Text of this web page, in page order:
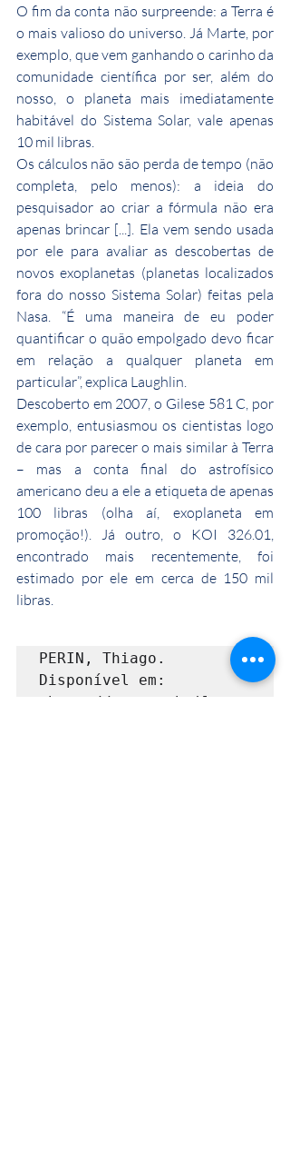
O fim da conta não surpreende: a Terra é
o mais valioso do universo. Já Marte, por
exemplo, que vem ganhando o carinho da
comunidade científica por ser, além do
nosso, o planeta mais imediatamente
habitável do Sistema Solar, vale apenas
10 mil libras.
Os cálculos não são perda de tempo (não
completa, pelo menos): a ideia do
pesquisador ao criar a fórmula não era
apenas brincar [...]. Ela vem sendo usada
por ele para avaliar as descobertas de
novos exoplanetas (planetas localizados
fora do nosso Sistema Solar) feitas pela
Nasa. “É uma maneira de eu poder
quantificar o quão empolgado devo ficar
em relação a qualquer planeta em
particular”, explica Laughlin.
Descoberto em 2007, o Gilese 581 C, por
exemplo, entusiasmou os cientistas logo
de cara por parecer o mais similar à Terra
– mas a conta final do astrofísico
americano deu a ele a etiqueta de apenas
100 libras (olha aí, exoplaneta em
promoção!). Já outro, o KOI 326.01,
encontrado mais recentemente, foi
estimado por ele em cerca de 150 mil
libras.
PERIN, Thiago.
Disponível em:
<http://super.abril.com